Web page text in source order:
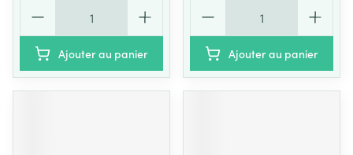
Ajouter au panier Ajouter au panier